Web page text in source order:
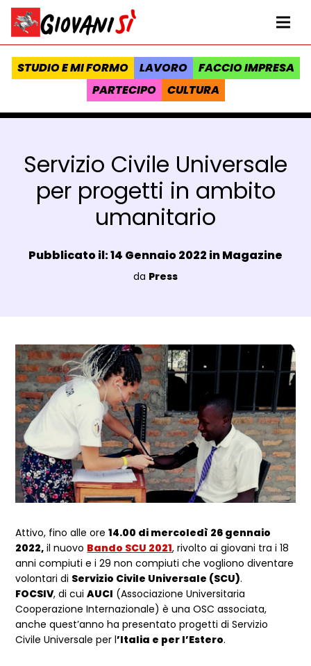
Vai al contenuto
Homepage Giovanisì - Progetto della Regione Toscana
STUDIO E MI FORMO LAVORO
FACCIO IMPRESA
PARTECIPO
CULTURA
Servizio Civile Universale
per progetti in ambito
umanitario
Data e ora:
Pubblicato il: 14 Gennaio 2022 inMagazine
Luogo:
da Press
Dettagli Post Magazine
Attivo, fino alle ore14.00 di mercoledì 26 gennaio
2022, il nuovo Bando SCU 2021, rivolto ai giovani tra i 18
anni compiuti e i 29 non compiuti che vogliono diventare
volontari di Servizio Civile Universale (SCU).
FOCSIV, di cuiAUCI (Associazione Universitaria
Cooperazione Internazionale) è una OSC associata,
anche quest’anno ha presentato progetti di Servizio
Civile Universale per l’Italia e per l’Estero.